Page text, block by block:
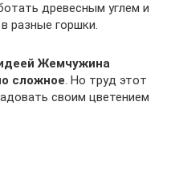
древесным углем и
разные горшки.
Жемчужина
сложное. Но труд этот
своим цветением